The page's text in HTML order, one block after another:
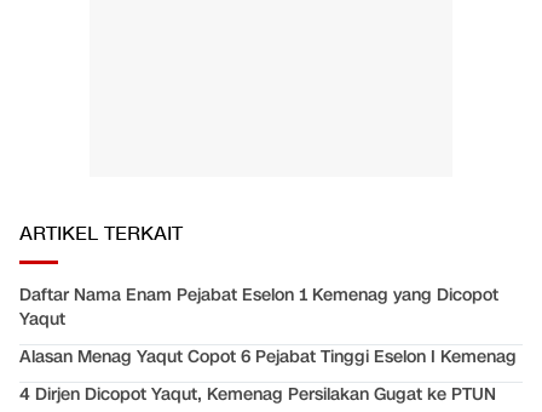
ARTIKEL TERKAIT
Daftar Nama Enam Pejabat Eselon 1 Kemenag yang Dicopot
Yaqut
Alasan Menag Yaqut Copot 6 Pejabat Tinggi Eselon I Kemenag
4 Dirjen Dicopot Yaqut, Kemenag Persilakan Gugat ke PTUN